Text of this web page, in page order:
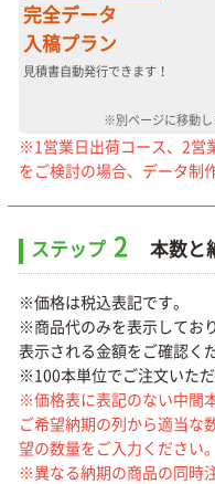
完全データ
入稿プラン
見積書自動発行できます！
※別ページに移動し
※1営業日出荷コース、2営
をご検討の場合、データ制
ステップ 2 本数と
※価格は税込表記です。
※商品代のみを表示してお
表示される金額をご確認く
※100本単位でご注文いただ
※価格表に表記のない中間
ご希望納期の列から適当な
望の数量をご入力ください。
※異なる納期の商品の同時